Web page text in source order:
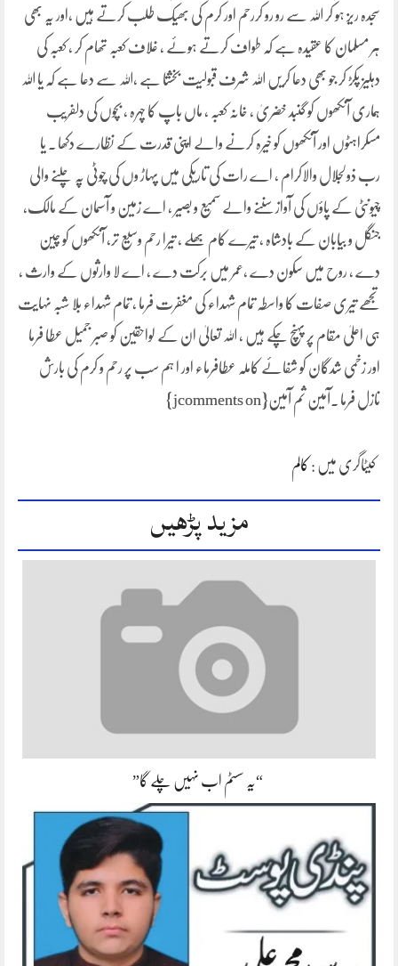
سجدہ ریز ہو کر اللہ سے رو رو کررحم اور کرم کی بھیک طلب کرتے ہیں ،اور یہ بھی
ہر مسلمان کا عقیدہ ہے کہ طواف کرتے ہوئے ، غلاف کعبہ تھام کر ، کعبہ کی
دہلیز پکڑ کر جو بھی دعا کریں اللہ شرف قبولیت بخشتا ہے ،اللہ سے دعا ہے کہ یا اللہ
ہماری آنکھوں کو گنبد خضریٰ ، خانہ کعبہ ، ماں باپ کا چہرہ ، بچوں کی دلفریب
مسکراہٹوں اور آنکھوں کو خیرہ کرنے والے اپنی قدرت کے نظارے دکھا ۔ یا
رب ذولجلال والاکرام ، اے رات کی تاریکی میں پہاڑ وں کی چوٹی پہ چلنے والی
چیونٹی کے پاؤں کی آواز سننے والے سمیع و بصیر ، اے زمین و آسمان کے مالک،
جنگل و بیابان کے بادشاہ ، تیرے کام بھلے ، تیرا رحم وسیع تر، آنکھوں کو چین
دے ، روح میں سکون دے ،عمر میں برکت دے ، اے لا وارثوں کے وارث ،
تجھے تیری صفات کا واسطہ تمام شہداء کی مغفرت فرما ، تمام شہداء بلا شبہ نہایت
ہی اعلیٰ مقام پر پہنچ چکے ہیں ، اللہ تعالیٰ ان کے لواحقین کو صبر جمیل عطا فرما
اور زخمی شدگان کو شفائے کاملہ عطافرماء اور ا ہم سب پر رحم و کرم کی بارش
نازل فرما ۔آمین ثم آمین{jcomments on}
کیٹاگری میں : کالم
مزید پڑھیں
“یہ سسٹم اب نہیں چلے گا”